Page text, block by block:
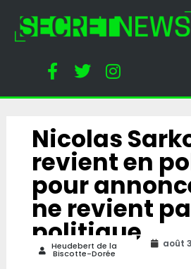
Nicolas
revient en
pour
ne revient
politique
Heudebert de la
Biscotte-Dorée
août